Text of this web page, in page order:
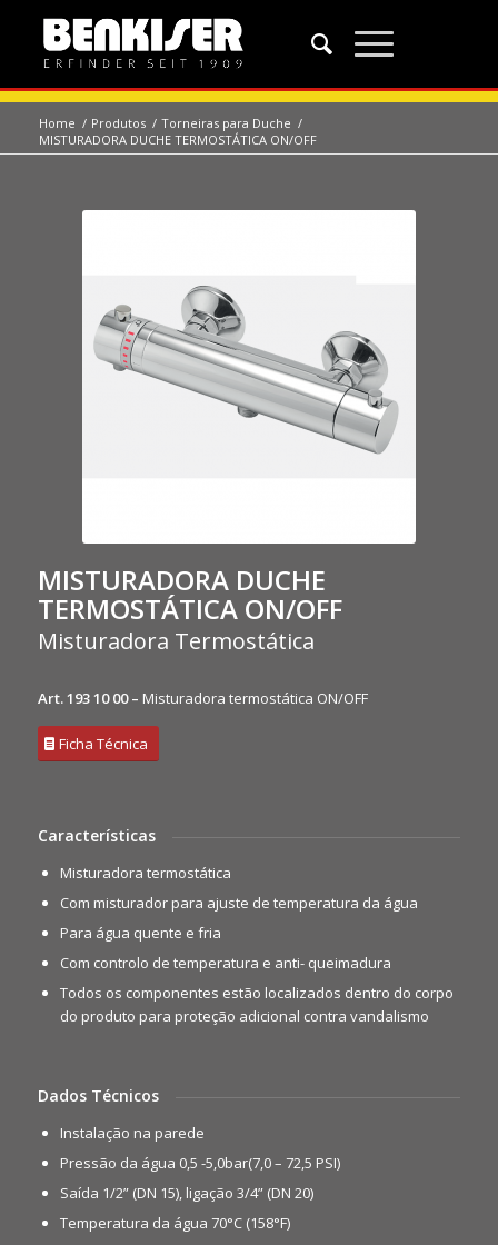
Home / Produtos / Torneiras para Duche /
MISTURADORA DUCHE TERMOSTÁTICA ON/OFF
MISTURADORA DUCHE
TERMOSTÁTICA ON/OFF
Misturadora Termostática
Art. 193 10 00 – Misturadora termostática ON/OFF
Ficha Técnica
Características
Misturadora termostática
Com misturador para ajuste de temperatura da água
Para água quente e fria
Com controlo de temperatura e anti- queimadura
Todos os componentes estão localizados dentro do corpo
do produto para proteção adicional contra vandalismo
Dados Técnicos
Instalação na parede
Pressão da água 0,5 -5,0bar(7,0 – 72,5 PSI)
Saída 1/2” (DN 15), ligação 3/4” (DN 20)
Temperatura da água 70°C (158°F)